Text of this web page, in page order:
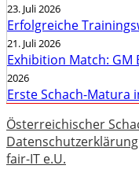
23. Juli 2026
Erfolgreiche
21. Juli 2026
Exhibition Match: GM
2026
Erste Schach-Matura
Österreichischer
Datenschutzerklärung
fair-IT e.U.